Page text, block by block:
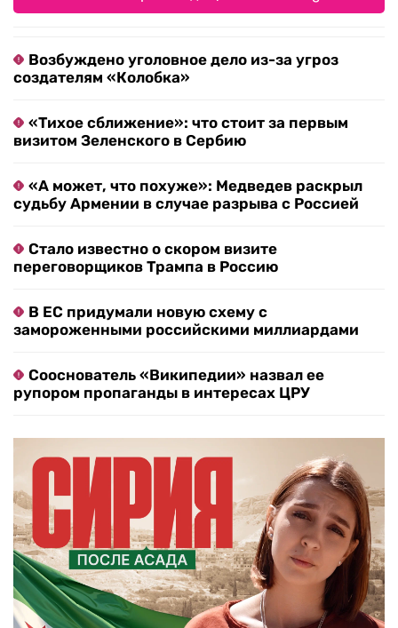
Возбуждено уголовное дело из-за угроз
создателям «Колобка»
«Тихое сближение»: что стоит за первым
визитом Зеленского в Сербию
«А может, что похуже»: Медведев раскрыл
судьбу Армении в случае разрыва с Россией
Стало известно о скором визите
переговорщиков Трампа в Россию
В ЕС придумали новую схему с
замороженными российскими миллиардами
Сооснователь «Википедии» назвал ее
рупором пропаганды в интересах ЦРУ